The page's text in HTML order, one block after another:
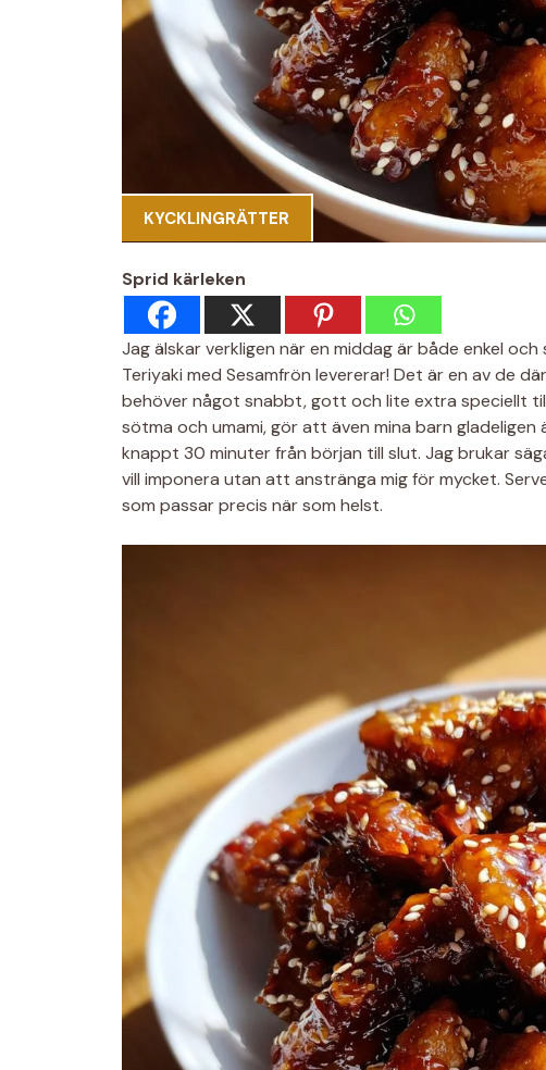
KYCKLINGRÄTTER
Sprid kärleken
Jag älskar verkligen när en middag är både enkel
Teriyaki med Sesamfrön levererar! Det är en av de
behöver något snabbt, gott och lite extra speciellt
sötma och umami, gör att även mina barn
knappt 30 minuter från början till slut. Jag brukar
vill imponera utan att anstränga mig för mycket.
som passar precis när som helst.